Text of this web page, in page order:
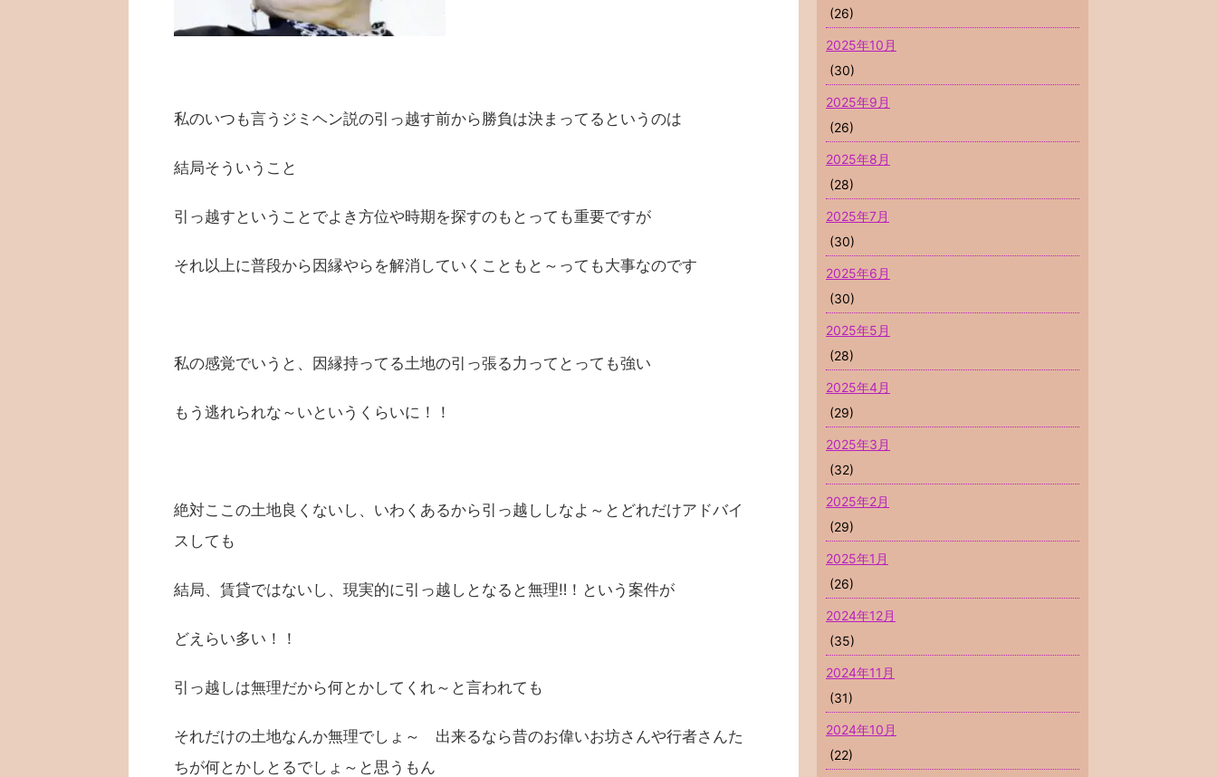
私のいつも言うジミヘン説の引っ越す前から勝負は決まってるというのは
結局そういうこと
引っ越すということでよき方位や時期を探すのもとっても重要ですが
それ以上に普段から因縁やらを解消していくこともと～っても大事なのです
私の感覚でいうと、因縁持ってる土地の引っ張る力ってとっても強い
もう逃れられな～いというくらいに！！
絶対ここの土地良くないし、いわくあるから引っ越ししなよ～とどれだけアドバイ
スしても
結局、賃貸ではないし、現実的に引っ越しとなると無理‼！という案件が
どえらい多い！！
引っ越しは無理だから何とかしてくれ～と言われても
それだけの土地なんか無理でしょ～ 出来るなら昔のお偉いお坊さんや行者さんた
ちが何とかしとるでしょ～と思うもん
(26)
2025年10月
(30)
2025年9月
(26)
2025年8月
(28)
2025年7月
(30)
2025年6月
(30)
2025年5月
(28)
2025年4月
(29)
2025年3月
(32)
2025年2月
(29)
2025年1月
(26)
2024年12月
(35)
2024年11月
(31)
2024年10月
(22)